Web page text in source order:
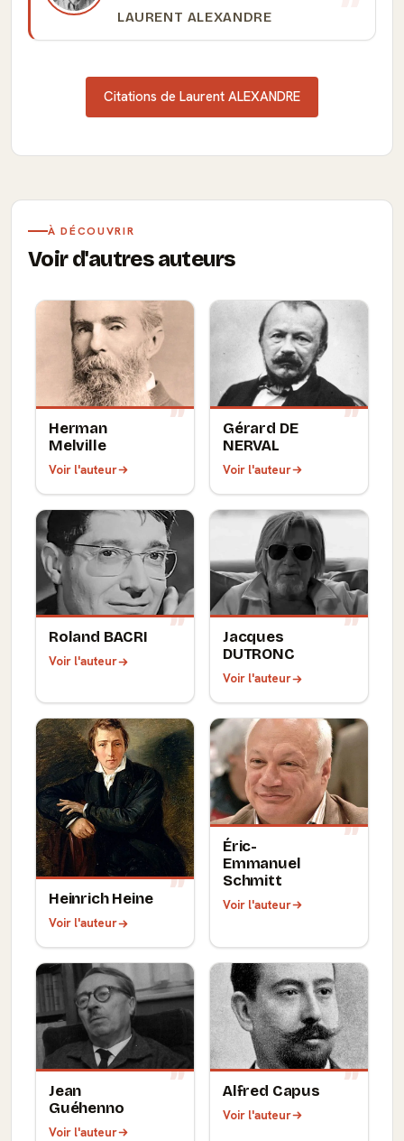
LAURENT ALEXANDRE
Citations de Laurent ALEXANDRE
À DÉCOUVRIR
Voir d'autres auteurs
Herman
Melville
Voir l'auteur
Gérard DE
NERVAL
Voir l'auteur
Roland BACRI
Voir l'auteur
Jacques
DUTRONC
Voir l'auteur
Heinrich Heine
Voir l'auteur
Éric-
Emmanuel
Schmitt
Voir l'auteur
Jean
Guéhenno
Voir l'auteur
Alfred Capus
Voir l'auteur